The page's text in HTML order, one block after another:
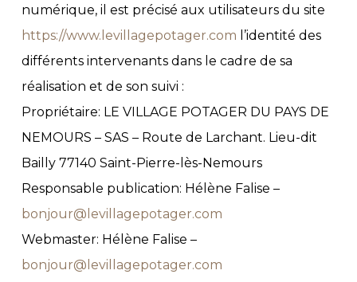
numérique, il est précisé aux utilisateurs du site
https://www.levillagepotager.com l’identité des
différents intervenants dans le cadre de sa
réalisation et de son suivi :
Propriétaire: LE VILLAGE POTAGER DU PAYS DE
NEMOURS – SAS – Route de Larchant. Lieu-dit
Bailly 77140 Saint-Pierre-lès-Nemours
Responsable publication: Hélène Falise –
bonjour@levillagepotager.com
Webmaster: Hélène Falise –
bonjour@levillagepotager.com